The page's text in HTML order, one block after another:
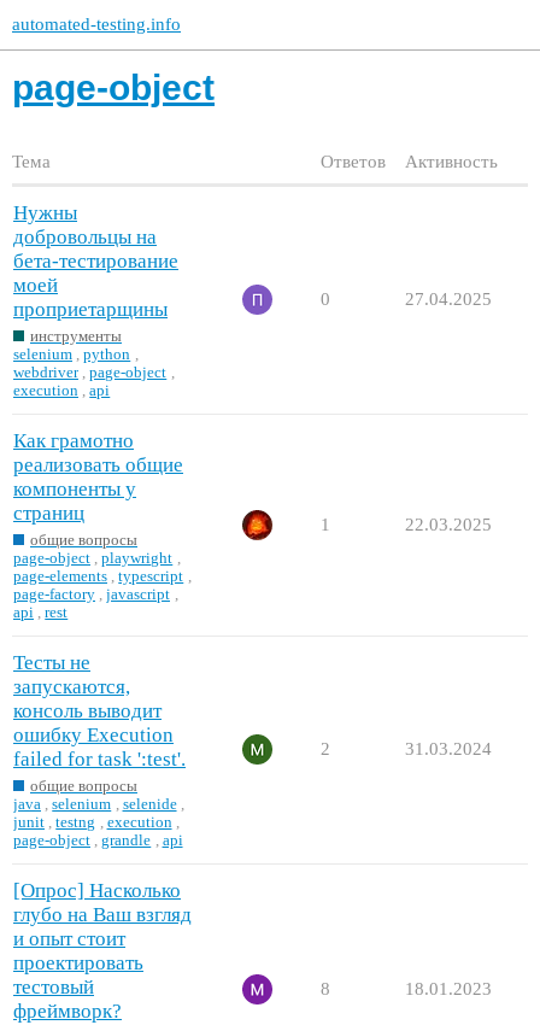
automated-testing.info
page-object
Тема Ответов Активность
Нужны
добровольцы на
бета-тестирование
моей
проприетарщины
инструменты
selenium ,python
webdriver ,page-object
execution
,api
0 27.04.2025
Как грамотно
реализовать общие
компоненты у
страниц
общие вопросы
page-object ,playwright
page-elements ,typescript
page-factory ,javascript
api
,rest
1 22.03.2025
Тесты не
запускаются,
консоль выводит
ошибку Execution
failed for task ':test'.
общие вопросы
java
,selenium selenide
junit ,testng execution
page-object ,grandle api
2 31.03.2024
[Опрос] Насколько
глубо на Ваш взгляд
и опыт стоит
проектировать
тестовый
фреймворк?
8 18.01.2023